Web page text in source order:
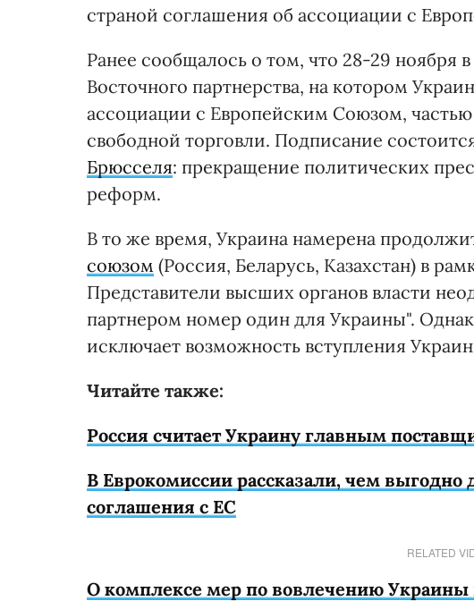
страной соглашения об ассоциации с
Ранее сообщалось о том, что 28-29 ноября
Восточного партнерства, на котором
ассоциации с Европейским Союзом, частью
свободной торговли. Подписание
Брюсселя: прекращение политических
реформ.
В то же время, Украина намерена
союзом (Россия, Беларусь, Казахстан) в
Представители высших органов власти
партнером номер один для Украины".
исключает возможность вступления
Читайте также:
Россия считает Украину главным
В Еврокомиссии рассказали, чем
соглашения с ЕС
RELATED
О комплексе мер по вовлечению